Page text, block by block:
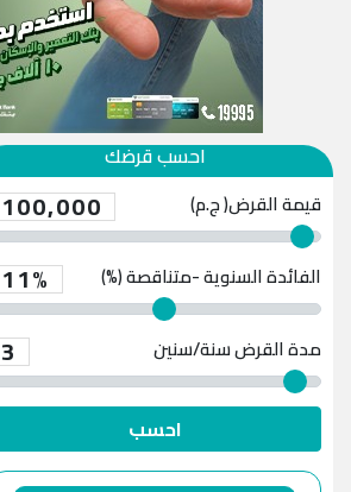
احسب قرضك
قيمة القرض( ج.م) 100,000
الفائدة السنوية -متناقصة (%) 11%
مدة القرض 3 سنة/سنين
احسب